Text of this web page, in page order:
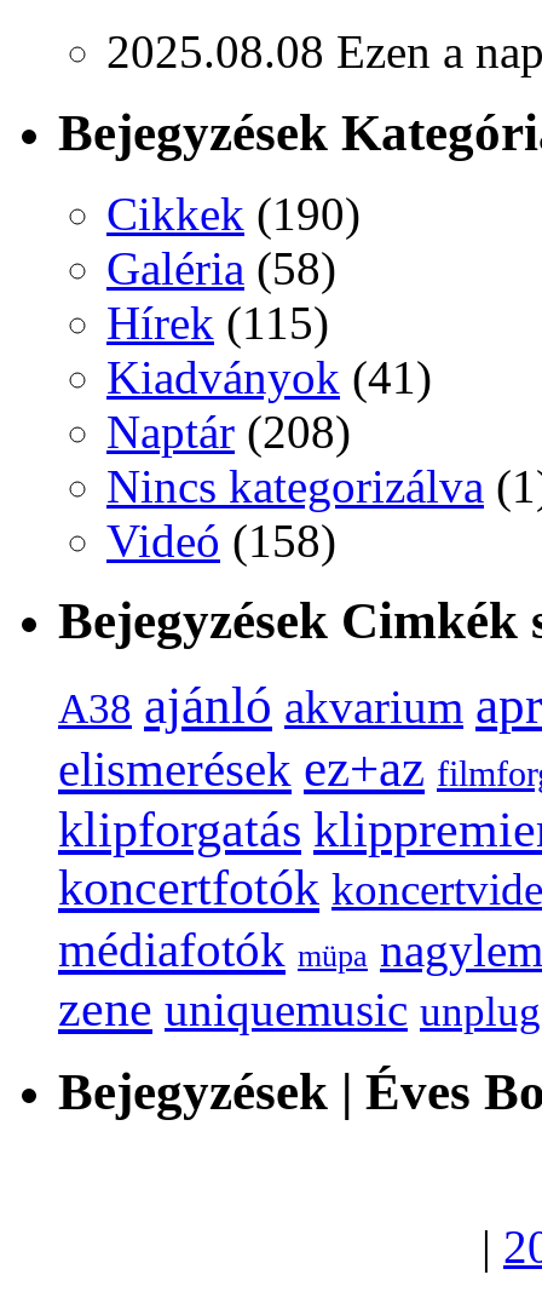
2025.08.08 Ezen a
Bejegyzések
Cikkek (190)
Galéria (58)
Hírek (115)
Kiadványok (41)
Naptár (208)
Nincs kategorizálva
Videó (158)
Bejegyzések Cimkék
A38 ajánló akvarium
elismerések ez+az
klipforgatás
koncertfotók
médiafotók müpa
zene uniquemusic
Bejegyzések | Éves
|